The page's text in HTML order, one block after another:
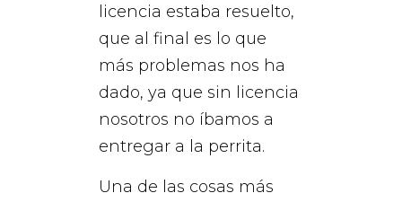
licencia estaba resuelto,
que al final es lo que
más problemas nos ha
dado, ya que sin licencia
nosotros no íbamos a
entregar a la perrita.
Una de las cosas más